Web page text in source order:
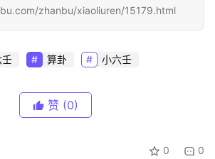
zhanbu/xiaoliuren/15179.html
壬 算卦 小六壬
赞 (0)
0 0